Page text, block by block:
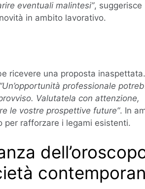
eventuali malintesi”, suggerisce
in ambito lavorativo.
ricevere una proposta inaspettata.
“Un’opportunità professionale
Valutatela con attenzione,
le vostre prospettive future”. In
per rafforzare i legami esistenti.